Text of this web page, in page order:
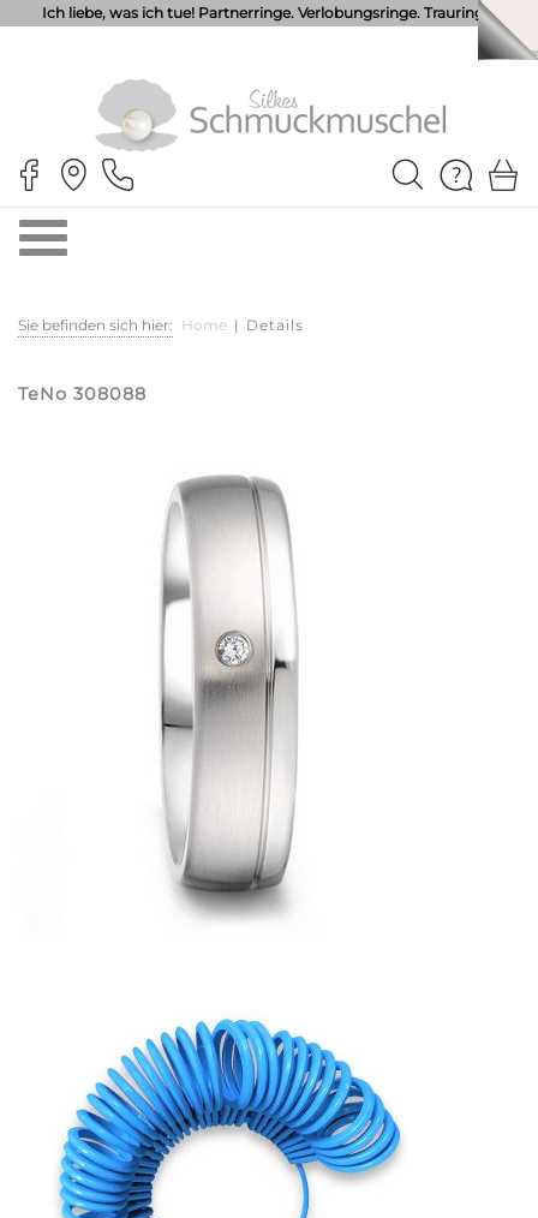
Ich liebe, was ich tue! Partnerringe. Verlobungsringe. Trauringe.
Sie befinden sich hier: Home | Details
TeNo 308088